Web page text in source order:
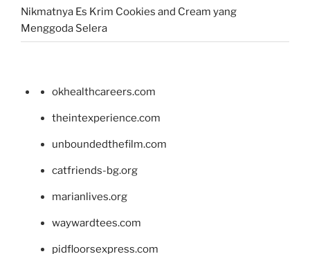
Nikmatnya Es Krim Cookies and Cream yang
Menggoda Selera
okhealthcareers.com
theintexperience.com
unboundedthefilm.com
catfriends-bg.org
marianlives.org
waywardtees.com
pidfloorsexpress.com